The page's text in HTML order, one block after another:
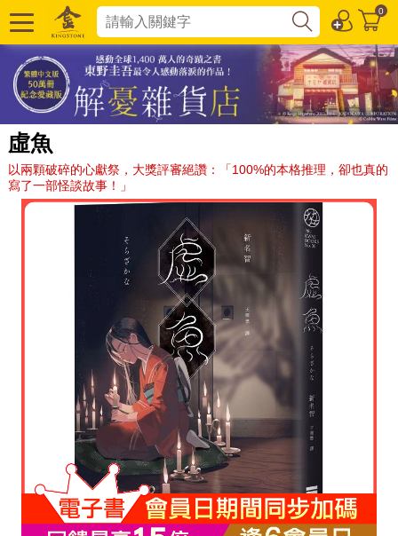
0
虛魚
以兩顆破碎的心獻祭，大獎評審絕讚：「100%的本格推理，卻也真的
寫了一部怪談故事！」